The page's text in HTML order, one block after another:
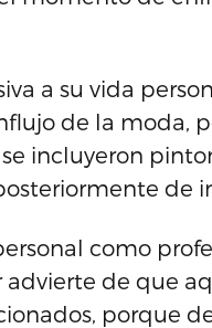
a su vida
de la moda,
incluyeron
de
como
advierte de que
porque